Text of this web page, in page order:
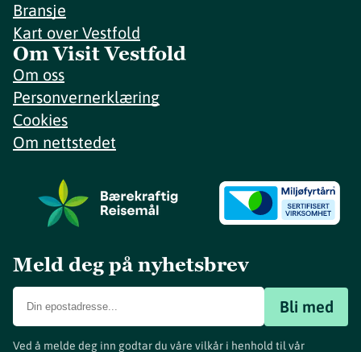
Bransje
Kart over Vestfold
Om Visit Vestfold
Om oss
Personvernerklæring
Cookies
Om nettstedet
Meld deg på nyhetsbrev
Bli med
Ved å melde deg inn godtar du våre vilkår i henhold til vår